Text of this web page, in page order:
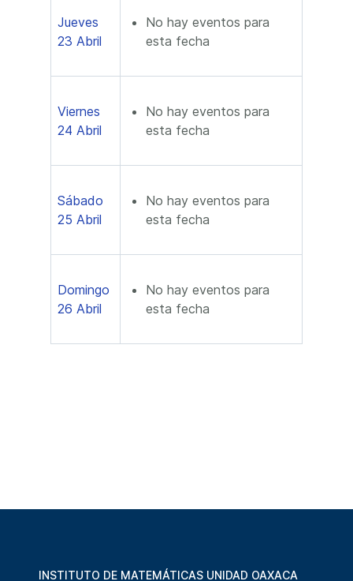
Jueves
23 Abril
No hay eventos para
esta fecha
Viernes
24 Abril
No hay eventos para
esta fecha
Sábado
25 Abril
No hay eventos para
esta fecha
Domingo
26 Abril
No hay eventos para
esta fecha
INSTITUTO DE MATEMÁTICAS UNIDAD OAXACA